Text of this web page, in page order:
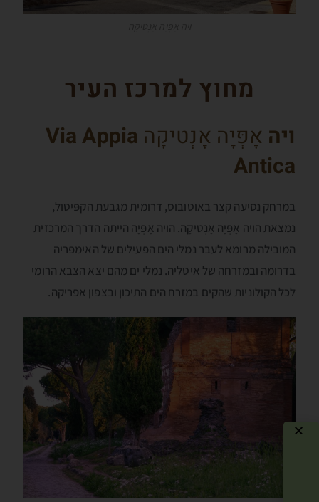
מחוץ למרכז העיר
ויה אָפְּיָה אָנְטיקָה Via Appia
Antica
במרחק נסיעה קצר באוטובוס, דרומית מגבעת הקפּיטול,
נמצאת הויה אָפְּיָה אָנְטיקָה. הויה אָפְּיָה הייתה הדרך המרכזית
המובילה מרומא לעבר נמלי הים הפעילים של האימפריה
בדרומה ובמזרחה של איטליה. נמלי ים מהם יצא הצבא הרומי
לכל הקולוניות שהקים במזרח הים התיכון ובצפון אפריקה.